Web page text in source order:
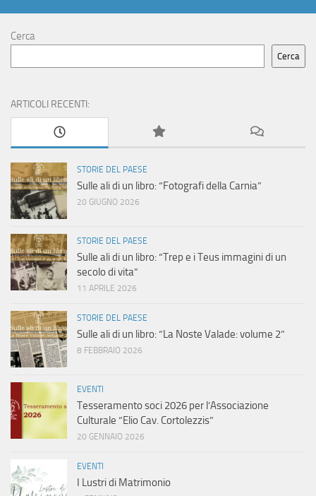
Cerca
Cerca
ARTICOLI RECENTI:
STORIE DEL PAESE
Sulle ali di un libro: “Fotografi della Carnia”
20 GIUGNO 2026
STORIE DEL PAESE
Sulle ali di un libro: “Trep e i Teus immagini di un
secolo di vita”
11 APRILE 2026
STORIE DEL PAESE
Sulle ali di un libro: “La Noste Valade: volume 2”
8 FEBBRAIO 2026
EVENTI
Tesseramento soci 2026 per l’Associazione
Culturale “Elio Cav. Cortolezzis”
20 GENNAIO 2026
EVENTI
I Lustri di Matrimonio